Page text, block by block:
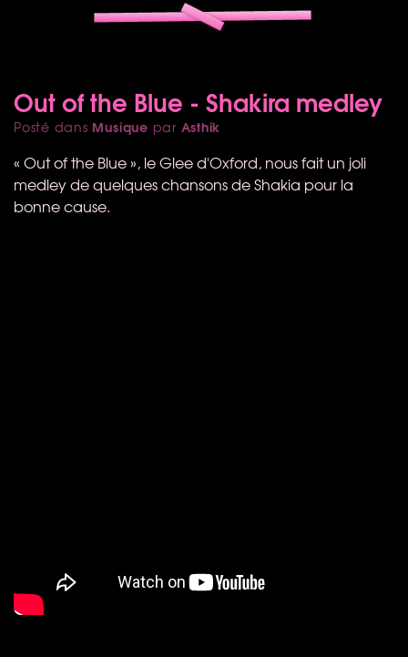
Out of the Blue - Shakira medley
Posté dans Musique par Asthik
« Out of the Blue », le Glee d'Oxford, nous fait un joli
medley de quelques chansons de Shakia pour la
bonne cause.